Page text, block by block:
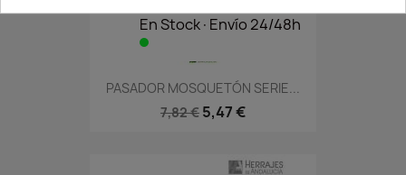
En Stock·Envío 24/48h
PASADOR MOSQUETÓN SERIE...
7,82 € 5,47 €